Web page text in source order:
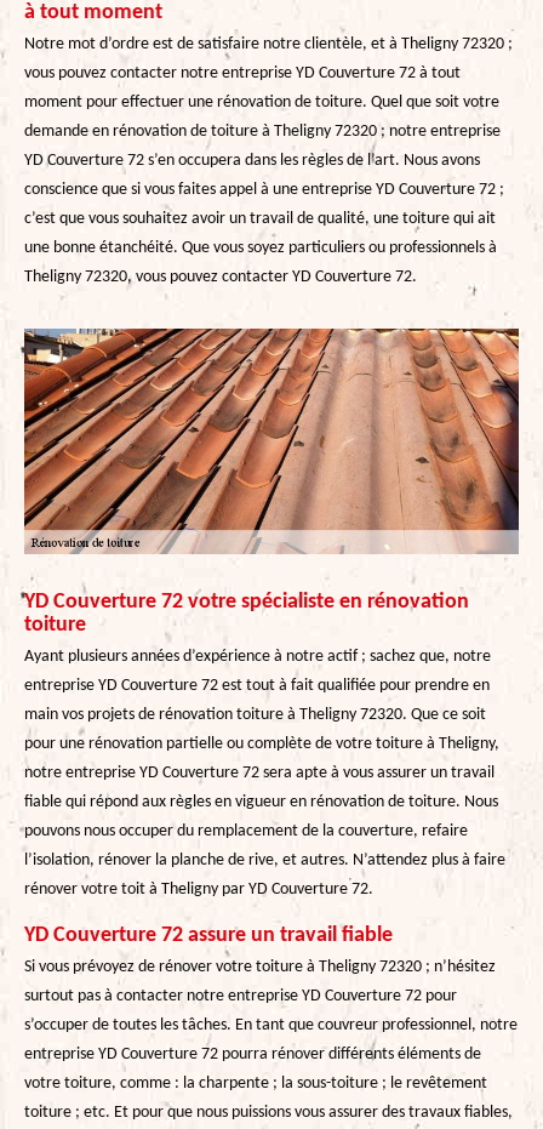
à tout moment
Notre mot d’ordre est de satisfaire notre clientèle, et à Theligny 72320 ;
vous pouvez contacter notre entreprise YD Couverture 72 à tout
moment pour effectuer une rénovation de toiture. Quel que soit votre
demande en rénovation de toiture à Theligny 72320 ; notre entreprise
YD Couverture 72 s’en occupera dans les règles de l’art. Nous avons
conscience que si vous faites appel à une entreprise YD Couverture 72 ;
c’est que vous souhaitez avoir un travail de qualité, une toiture qui ait
une bonne étanchéité. Que vous soyez particuliers ou professionnels à
Theligny 72320, vous pouvez contacter YD Couverture 72.
YD Couverture 72 votre spécialiste en rénovation
toiture
Ayant plusieurs années d’expérience à notre actif ; sachez que, notre
entreprise YD Couverture 72 est tout à fait qualifiée pour prendre en
main vos projets de rénovation toiture à Theligny 72320. Que ce soit
pour une rénovation partielle ou complète de votre toiture à Theligny,
notre entreprise YD Couverture 72 sera apte à vous assurer un travail
fiable qui répond aux règles en vigueur en rénovation de toiture. Nous
pouvons nous occuper du remplacement de la couverture, refaire
l’isolation, rénover la planche de rive, et autres. N’attendez plus à faire
rénover votre toit à Theligny par YD Couverture 72.
YD Couverture 72 assure un travail fiable
Si vous prévoyez de rénover votre toiture à Theligny 72320 ; n’hésitez
surtout pas à contacter notre entreprise YD Couverture 72 pour
s’occuper de toutes les tâches. En tant que couvreur professionnel, notre
entreprise YD Couverture 72 pourra rénover différents éléments de
votre toiture, comme : la charpente ; la sous-toiture ; le revêtement
toiture ; etc. Et pour que nous puissions vous assurer des travaux fiables,